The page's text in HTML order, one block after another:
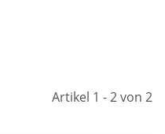
Artikel 1 - 2 von 2